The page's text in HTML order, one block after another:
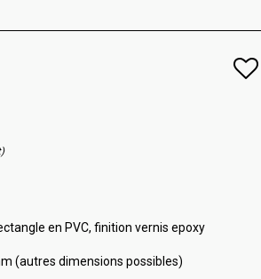
en PVC, finition vernis epoxy
(autres dimensions possibles)